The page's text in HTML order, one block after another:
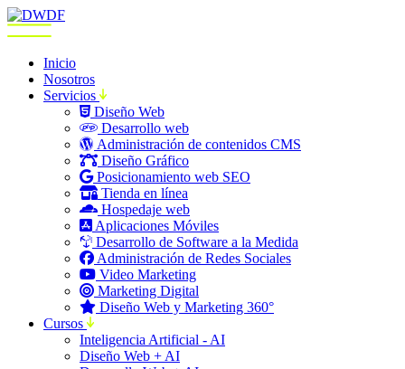
Inicio
Nosotros
Servicios
Diseño Web
Desarrollo web
Administración de contenidos CMS
Diseño Gráfico
Posicionamiento web SEO
Tienda en línea
Hospedaje web
Aplicaciones Móviles
Desarrollo de Software a la Medida
Administración de Redes Sociales
Video Marketing
Marketing Digital
Diseño Web y Marketing 360°
Cursos
Inteligencia Artificial - AI
Diseño Web + AI